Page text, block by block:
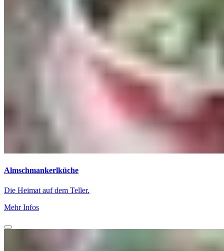
Almschmankerlküche
Die Heimat auf dem Teller.
Mehr Infos